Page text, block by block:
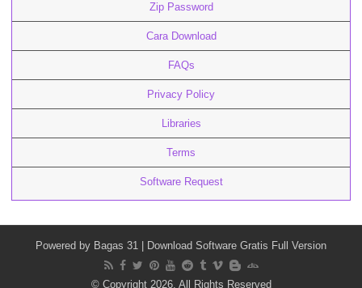
Zip Password
Cara Download
FAQs
Privacy Policy
Libraries
Terms
Software Request
Powered by Bagas 31 | Download Software Gratis Full Version
© Copyright 2026, All Rights Reserved